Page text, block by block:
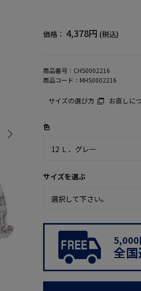
価格： 4,378円 (税込)
商品番号： CHS0002216
商品コード： MHS0002216
サイズの選び方 お直しに
色
サイズを選ぶ
5,000
全